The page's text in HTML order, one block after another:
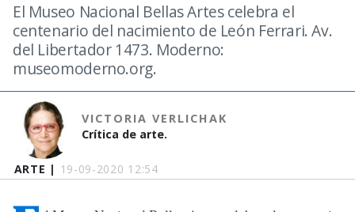
ARTE | 19-09-2020 12:54
El Museo Nacional Bellas Artes celebra el
centenario del nacimiento de León Ferrari. Av.
del Libertador 1473. Moderno:
museomoderno.org.
VICTORIA VERLICHAK
Crítica de arte.